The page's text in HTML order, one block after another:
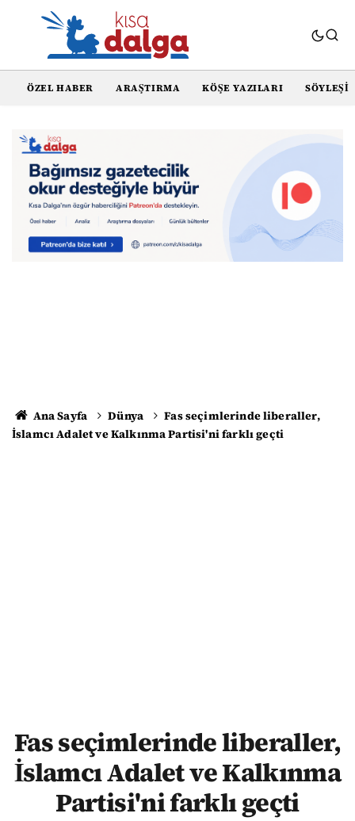
ÖZEL HABER ARAŞTIRMA KÖŞE YAZILARI SÖYLEŞI
Ana Sayfa Dünya
Fas seçimlerinde liberaller,
İslamcı Adalet ve Kalkınma Partisi'ni farklı geçti
Fas seçimlerinde liberaller,
İslamcı Adalet ve Kalkınma
Partisi'ni farklı geçti